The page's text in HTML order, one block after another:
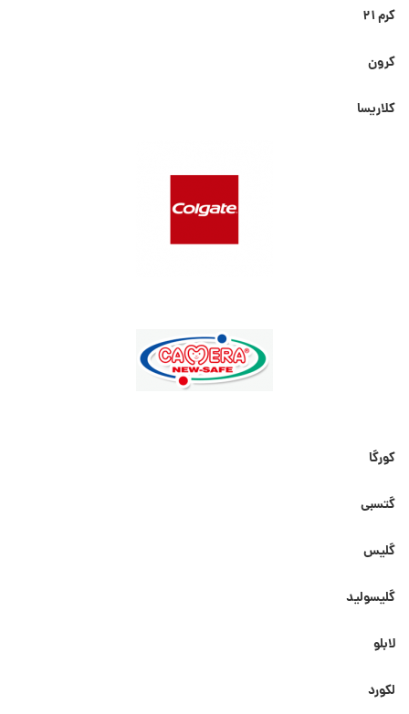
کرم ۲۱
کرون
کلاریسا
کورگا
گتسبی
گلیس
گلیسولید
لابلو
لکورد